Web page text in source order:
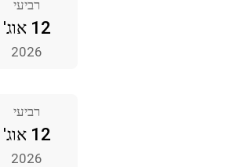
רביעי
12 אוג'
2026
רביעי
12 אוג'
2026